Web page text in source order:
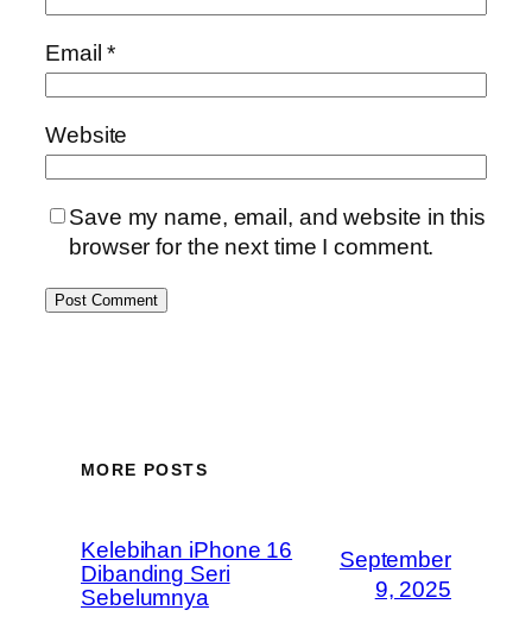
Email*
Website
Save my name, email, and website in this
browser for the next time I comment.
MORE POSTS
Kelebihan iPhone 16
Dibanding Seri
Sebelumnya
September
9, 2025